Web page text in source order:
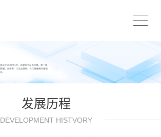
发展历程
DEVELOPMENT HISTVORY